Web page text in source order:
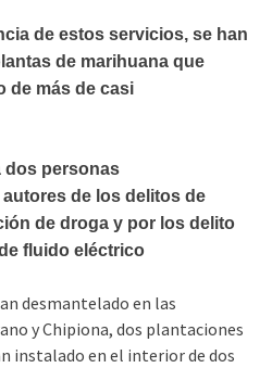
de estos servicios, se han
de marihuana que
de más de casi
dos personas
de los delitos de
de droga y por los delito
fluido eléctrico
desmantelado en las
y Chipiona, dos plantaciones
instalado en el interior de dos